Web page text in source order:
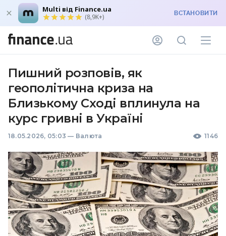
Multi від Finance.ua
(8,9K+) ВСТАНОВИТИ
Пишний розповів, як
геополітична криза на
Близькому Сході вплинула на
курс гривні в Україні
18.05.2026, 05:03 — Валюта 1146